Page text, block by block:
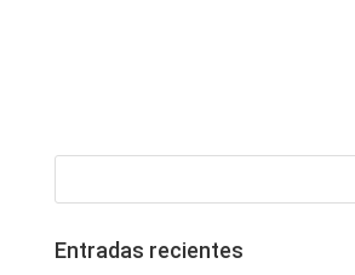
Entradas recientes